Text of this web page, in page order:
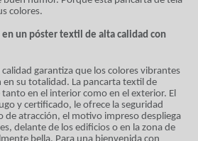
colores.
un póster textil de alta calidad con
garantiza que los colores vibrantes
en su totalidad. La pancarta textil de
en el interior como en el exterior. El
y certificado, le ofrece la seguridad
de atracción, el motivo impreso despliega
delante de los edificios o en la zona de
bella. Para una bienvenida con